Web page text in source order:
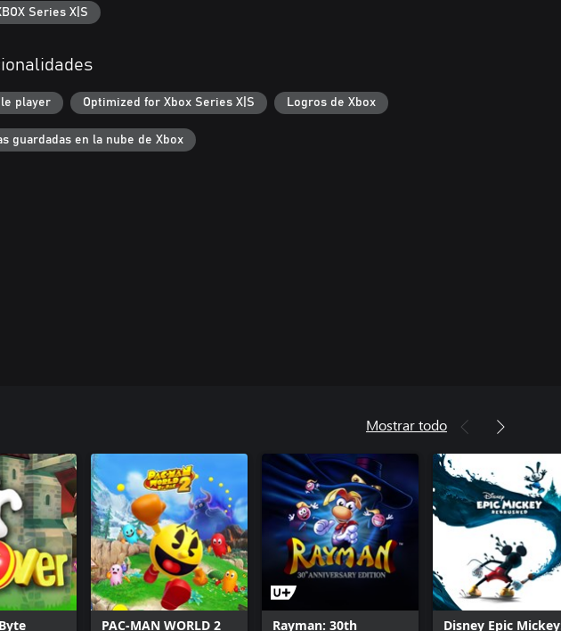
Series X|S
player Optimized for Xbox Series X|S Logros de Xbox
guardadas en la nube de Xbox
Mostrar todo
PAC-MAN WORLD 2 Rayman: 30th Disney Epic